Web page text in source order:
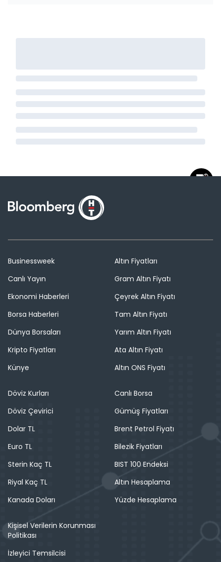
Businessweek
Canlı Yayın
Ekonomi Haberleri
Borsa Haberleri
Dünya Borsaları
Kripto Fiyatları
Künye
Altın Fiyatları
Gram Altın Fiyatı
Çeyrek Altın Fiyatı
Tam Altın Fiyatı
Yarım Altın Fiyatı
Ata Altın Fiyatı
Altın ONS Fiyatı
Döviz Kurları
Döviz Çevirici
Dolar TL
Euro TL
Sterin Kaç TL
Riyal Kaç TL
Kanada Doları
Canlı Borsa
Gümüş Fiyatları
Brent Petrol Fiyatı
Bilezik Fiyatları
BIST 100 Endeksi
Altın Hesaplama
Yüzde Hesaplama
Kişisel Verilerin Korunması
Politikası
İzleyici Temsilcisi